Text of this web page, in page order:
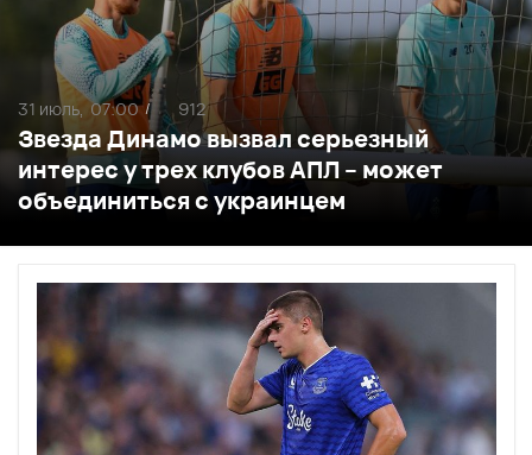
Звезда Динамо вызвал серьезный
интерес у трех клубов АПЛ – может
объединиться с украинцем
31 июль, 07:00 / 912